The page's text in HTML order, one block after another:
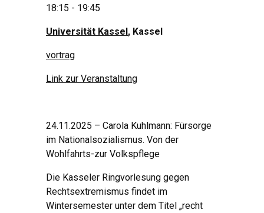
18:15 - 19:45
Universität Kassel, Kassel
vortrag
Link zur Veranstaltung
24.11.2025 – Carola Kuhlmann: Fürsorge
im Nationalsozialismus. Von der
Wohlfahrts-zur Volkspflege
Die Kasseler Ringvorlesung gegen
Rechtsextremismus findet im
Wintersemester unter dem Titel „recht